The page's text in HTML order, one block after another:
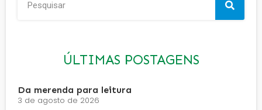
ÚLTIMAS POSTAGENS
Da merenda para leitura
3 de agosto de 2026